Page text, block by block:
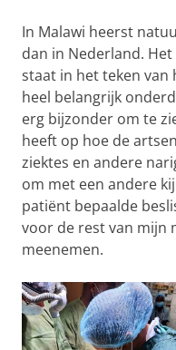
In Malawi heerst
dan in Nederland.
staat in het teken van
heel belangrijk
erg bijzonder om te
heeft op hoe de
ziektes en andere
om met een andere
patiënt bepaalde
voor de rest van mijn
meenemen.